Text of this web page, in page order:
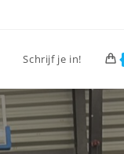
Schrijf je in!